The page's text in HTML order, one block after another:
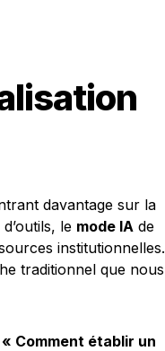
davantage sur la
le mode IA de
institutionnelles.
traditionnel que nous
« Comment établir un